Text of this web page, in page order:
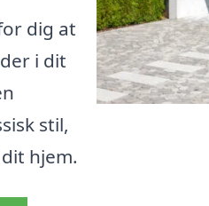
dig at
i dit
stil,
hjem.